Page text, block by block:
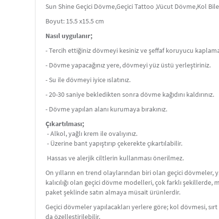
Sun Shine Geçici Dövme,Geçici Tattoo ,Vücut Dövme,Kol
Boyut: 15.5 x15.5 cm
Nasıl uygulanır;
- Tercih ettiğiniz dövmeyi kesiniz ve şeffaf koruyucu
- Dövme yapacağınız yere, dövmeyi yüz üstü yerleştiriniz.
- Su ile dövmeyi iyice ıslatınız.
- 20-30 saniye bekledikten sonra dövme kağıdını kaldırınız.
- Dövme yapılan alanı kurumaya bırakınız.
Çıkartılması;
- Alkol, yağlı krem ile ovalıyınız.
- Üzerine bant yapıştırıp çekerekte çıkartılabilir.
Hassas ve alerjik ciltlerin kullanması önerilmez.
On yılların en trend olaylarından biri olan geçici dövmeler,
kalıcılığı olan geçici dövme modelleri, çok farklı
paket şeklinde satın almaya müsait ürünlerdir.
Geçici dövmeler yapılacakları yerlere göre; kol dövmesi,
da özelleştirilebilir.